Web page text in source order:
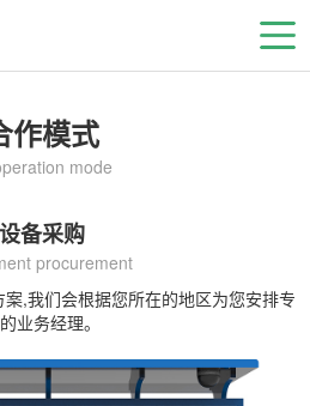
作模式
mode
设备采购
procurement
,我们会根据您所在的地区为您安排专
业务经理。